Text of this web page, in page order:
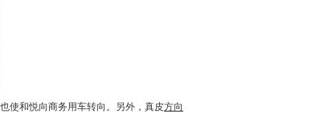
使和悦向商务用车转向。另外，真皮方向